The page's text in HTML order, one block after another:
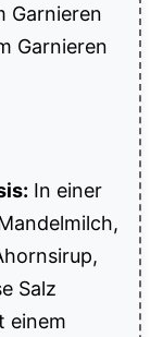
Garnieren
Garnieren
In einer
Salz
einem